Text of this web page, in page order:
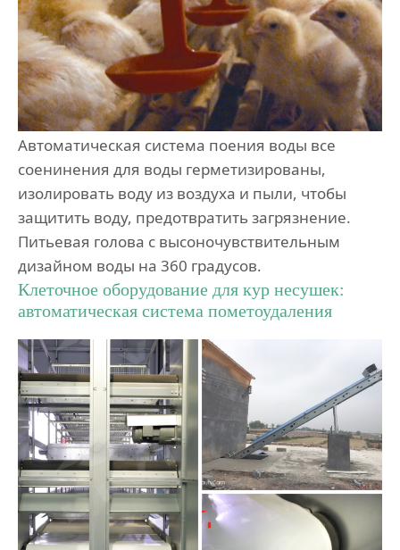
Автоматическая система поения воды все
соенинения для воды герметизированы,
изолировать воду из воздуха и пыли, чтобы
защитить воду, предотвратить загрязнение.
Питьевая голова с высоночувствительным
дизайном воды на 360 градусов.
Клеточное оборудование для кур несушек:
автоматическая система пометоудаления